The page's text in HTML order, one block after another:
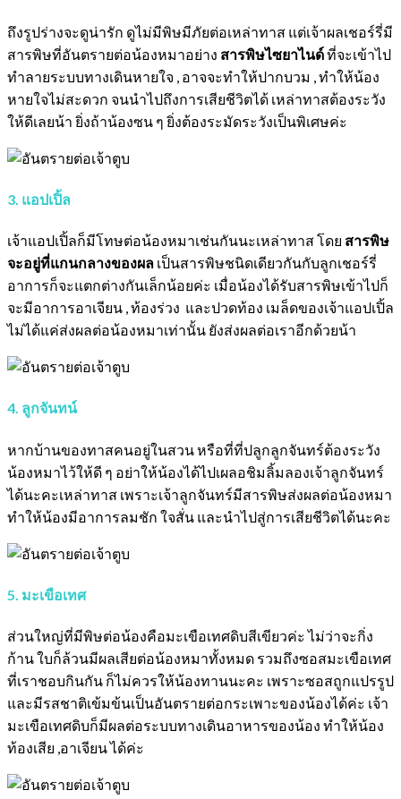
ถึงรูปร่างจะดูน่ารัก ดูไม่มีพิษมีภัยต่อเหล่าทาส แต่เจ้าผลเชอร์รี่มี
สารพิษที่อันตรายต่อน้องหมาอย่าง สารพิษไซยาไนด์ที่จะเข้าไป
ทำลายระบบทางเดินหายใจ , อาจจะทำให้ปากบวม , ทำให้น้อง
หายใจไม่สะดวก จนนำไปถึงการเสียชีวิตได้ เหล่าทาสต้องระวัง
ให้ดีเลยน้า ยิ่งถ้าน้องซน ๆ ยิ่งต้องระมัดระวังเป็นพิเศษค่ะ
3. แอปเปิ้ล
เจ้าแอปเปิ้ลก็มีโทษต่อน้องหมาเช่นกันนะเหล่าทาส โดย สารพิษ
จะอยู่ที่แกนกลางของผล เป็นสารพิษชนิดเดียวกันกับลูกเชอร์รี่
อาการก็จะแตกต่างกันเล็กน้อยค่ะ เมื่อน้องได้รับสารพิษเข้าไปก็
จะมีอาการอาเจียน , ท้องร่วง และปวดท้อง เมล็ดของเจ้าแอปเปิ้ล
ไม่ได้แค่ส่งผลต่อน้องหมาเท่านั้น ยังส่งผลต่อเราอีกด้วยน้า
4. ลูกจันทน์
หากบ้านของทาสคนอยู่ในสวน หรือที่ที่ปลูกลูกจันทร์ต้องระวัง
น้องหมาไว้ให้ดี ๆ อย่าให้น้องได้ไปเผลอชิมลิ้มลองเจ้าลูกจันทร์
ได้นะคะเหล่าทาส เพราะเจ้าลูกจันทร์มีสารพิษส่งผลต่อน้องหมา
ทำให้น้องมีอาการลมชัก ใจสั่น และนำไปสู่การเสียชีวิตได้นะคะ
5. มะเขือเทศ
ส่วนใหญ่ที่มีพิษต่อน้องคือมะเขือเทศดิบสีเขียวค่ะ ไม่ว่าจะกิ่ง
ก้าน ใบก็ล้วนมีผลเสียต่อน้องหมาทั้งหมด รวมถึงซอสมะเขือเทศ
ที่เราชอบกินกัน ก็ไม่ควรให้น้องทานนะคะ เพราะซอสถูกแปรรูป
และมีรสชาติเข้มข้นเป็นอันตรายต่อกระเพาะของน้องได้ค่ะ เจ้า
มะเขือเทศดิบก็มีผลต่อระบบทางเดินอาหารของน้อง ทำให้น้อง
ท้องเสีย ,อาเจียน ได้ค่ะ